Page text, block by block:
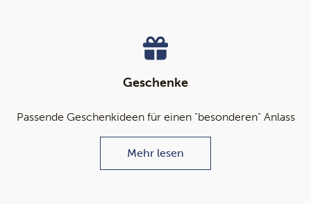
Geschenke
Passende Geschenkideen für einen "besonderen" Anlass
Mehr lesen